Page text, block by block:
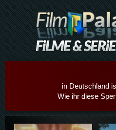
in Deutschland
Wie ihr diese